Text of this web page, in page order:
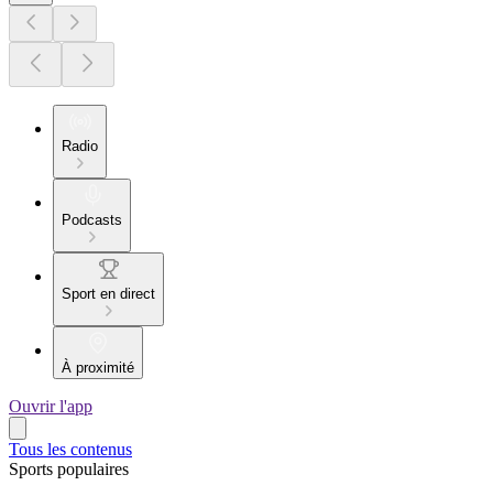
Radio
Podcasts
Sport en direct
À proximité
Ouvrir l'app
Tous les contenus
Sports populaires